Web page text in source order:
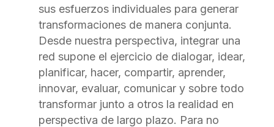
sus esfuerzos individuales para generar
transformaciones de manera conjunta.
Desde nuestra perspectiva, integrar una
red supone el ejercicio de dialogar, idear,
planificar, hacer, compartir, aprender,
innovar, evaluar, comunicar y sobre todo
transformar junto a otros la realidad en
perspectiva de largo plazo. Para no